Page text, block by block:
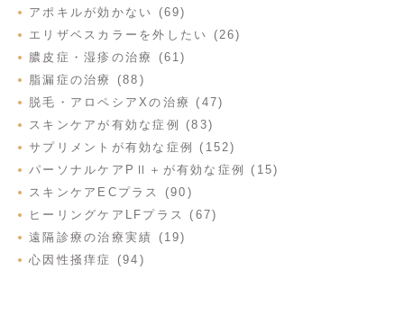
アポキルが効かない (69)
エリザベスカラーを外したい (26)
膿皮症・湿疹の治療 (61)
脂漏症の治療 (88)
脱毛・アロペシアXの治療 (47)
スキンケアが有効な症例 (83)
サプリメントが有効な症例 (152)
パーソナルケアPⅡ＋が有効な症例 (15)
スキンケアECプラス (90)
ヒーリングケアLFプラス (67)
遠隔診療の治療実績 (19)
心因性掻痒症 (94)